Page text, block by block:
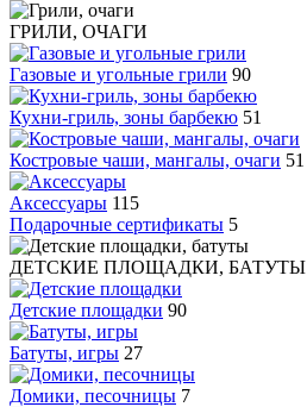
ГРИЛИ, ОЧАГИ
Газовые и угольные грили 90
Кухни-гриль, зоны барбекю 51
Костровые чаши, мангалы, очаги 51
Аксессуары 115
Подарочные сертификаты 5
ДЕТСКИЕ ПЛОЩАДКИ, БАТУТЫ
Детские площадки 90
Батуты, игры 27
Домики, песочницы 7